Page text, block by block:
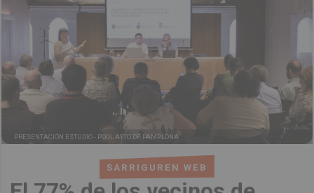
SARRIGUREN WEB
PRESENTACIÓN ESTUDIO - POOL AYTO DE PAMPLONA